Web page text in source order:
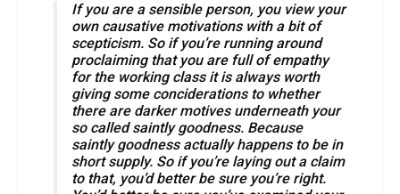
If you are a sensible person, you view your
own causative motivations with a bit of
scepticism. So if you’re running around
proclaiming that you are full of empathy
for the working class it is always worth
giving some conciderations to whether
there are darker motives underneath your
so called saintly goodness. Because
saintly goodness actually happens to be in
short supply. So if you’re laying out a claim
to that, you’d better be sure you’re right.